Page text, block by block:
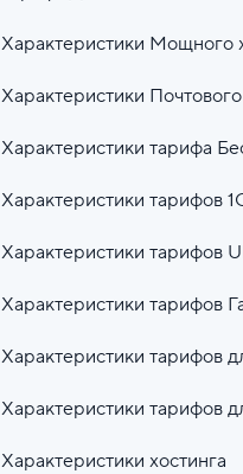
Характеристики Мощного
Характеристики Почтового
Характеристики тарифа
Характеристики тарифов
Характеристики тарифов
Характеристики тарифов
Характеристики тарифов
Характеристики тарифов
Характеристики хостинга